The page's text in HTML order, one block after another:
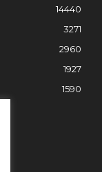
14440
3271
2960
1927
1590